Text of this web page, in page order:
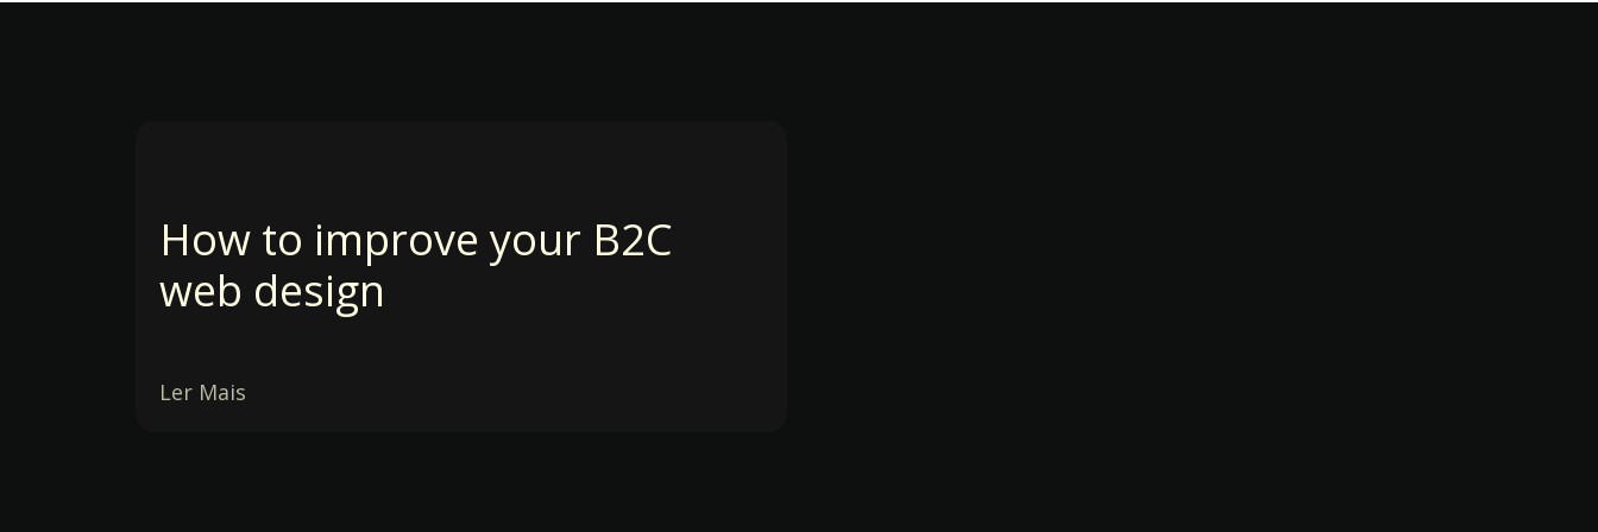
How to improve your B2C
web design
Ler Mais